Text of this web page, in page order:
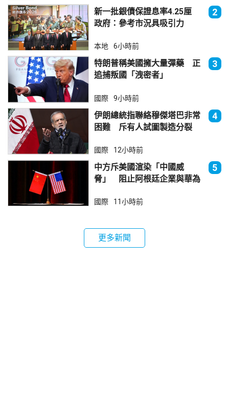
新一批銀債保證息率4.25厘
政府：參考市況具吸引力
2
本地 6小時前
特朗普稱美國擁大量彈藥 正
追捕叛國「洩密者」
3
國際 9小時前
伊朗總統指聯絡穆傑塔巴非常
困難 斥有人試圖製造分裂
4
國際 12小時前
中方斥美國渲染「中國威
脅」 阻止阿根廷企業與華為
5
國際 11小時前
更多新聞